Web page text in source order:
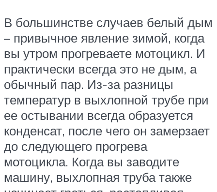
В большинстве случаев белый дым
– привычное явление зимой, когда
вы утром прогреваете мотоцикл. И
практически всегда это не дым, а
обычный пар. Из-за разницы
температур в выхлопной трубе при
ее остывании всегда образуется
конденсат, после чего он замерзает
до следующего прогрева
мотоцикла. Когда вы заводите
машину, выхлопная труба также